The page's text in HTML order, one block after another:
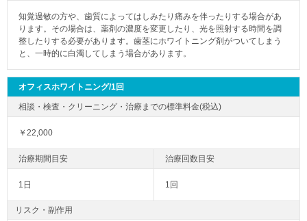
知覚過敏の方や、歯質によってはしみたり痛みを伴ったりする場合があ
ります。その場合は、薬剤の濃度を変更したり、光を照射する時間を調
整したりする必要があります。歯茎にホワイトニング剤がついてしまう
と、一時的に白濁してしまう場合があります。
オフィスホワイトニング/1回
￥22,000
1日 1回
リスク・副作用